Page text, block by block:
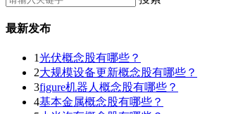
最新发布
1光伏概念股有哪些？
2大规模设备更新概念股有哪些？
3figure机器人概念股有哪些？
4基本金属概念股有哪些？